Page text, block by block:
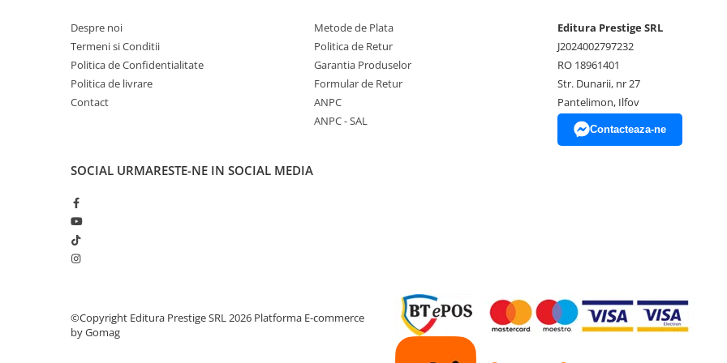
Elevi de 10 plus
Lecturi Scolare
Lumea Copilariei
Ma pregatesc pentru scoala
Clasa a III-a
Clasa a VI-a
Clasa a VII-a
Clasa a VIII-a
Clasa pregatitoare
Limbi Straine
Barbara Hand Clow este un astrolog recunoscut international, profesor
de ceremonii, autor si cer­cetator al Calendarului Mayas. Cartile ei
numeroase includ Revelations of the Aquarian Age, Revelations from
the Planetary Mind si The Mayan Code.
Despre noi
Termeni si Conditii
Politica de Confidentialitate
Politica de livrare
Contact
Metode de Plata
Politica de Retur
Garantia Produselor
Formular de Retur
ANPC
ANPC - SAL
Editura Prestige SRL
J2024002797232
RO 18961401
Str. Dunarii, nr 27
Pantelimon, Ilfov
Contacteaza-ne
SOCIAL URMARESTE-NE IN SOCIAL MEDIA
©Copyright Editura Prestige SRL 2026 Platforma E-commerce
by Gomag